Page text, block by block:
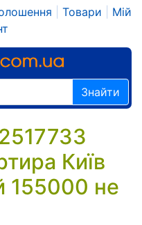
Товари
Мій
Знайти
Київ
155000 не